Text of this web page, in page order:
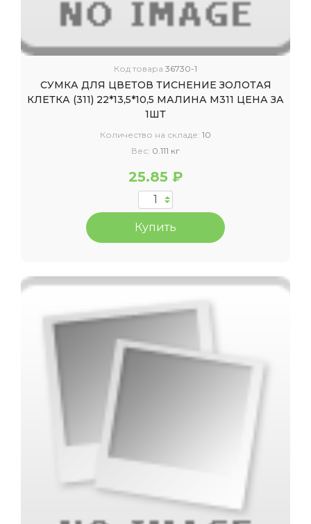
Код товара 36730-1
СУМКА ДЛЯ ЦВЕТОВ ТИСНЕНИЕ ЗОЛОТАЯ
КЛЕТКА (311) 22*13,5*10,5 МАЛИНА М311 ЦЕНА ЗА
1ШТ
Количество на складе: 10
Вес: 0.111 кг
25.85 ₽
Купить